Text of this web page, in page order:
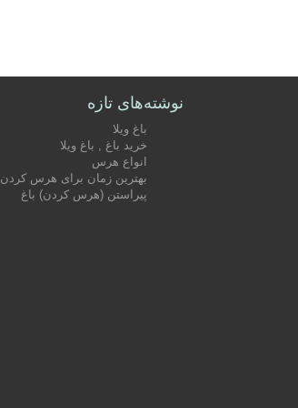
نوشته‌های تازه
باغ ویلا
خرید باغ , باغ ویلا
انواع هرس
بهترین زمان برای هرس کردن
پیراستن (هرس کردن) باغ